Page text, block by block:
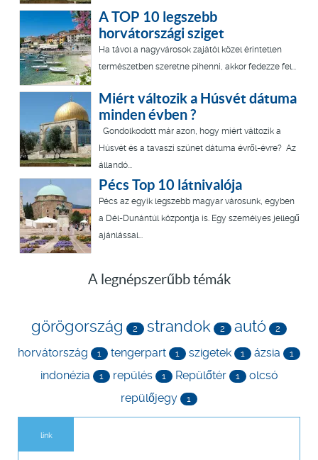
A TOP 10 legszebb
horvátországi sziget
Ha távol a nagyvárosok zajától közel érintetlen
természetben szeretne pihenni, akkor fedezze fel...
Miért változik a Húsvét dátuma
minden évben ?
Gondolkodott már azon, hogy miért változik a
Húsvét és a tavaszi szünet dátuma évről-évre? Az
állandó...
Pécs Top 10 látnivalója
Pécs az egyik legszebb magyar városunk, egyben
a Dél-Dunántúl központja is. Egy személyes jellegű
ajánlással...
A legnépszerűbb témák
görögország 2 strandok 2 autó 2
horvátország 1 tengerpart 1 szigetek 1 ázsia 1
indonézia 1 repülés 1 Repülőtér 1
olcsó
repülőjegy
1
link